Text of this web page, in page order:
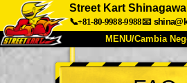
Street Kart Shinagawa
📞+81-80-9988-9988📧
MENU/Cambia
INIZIO